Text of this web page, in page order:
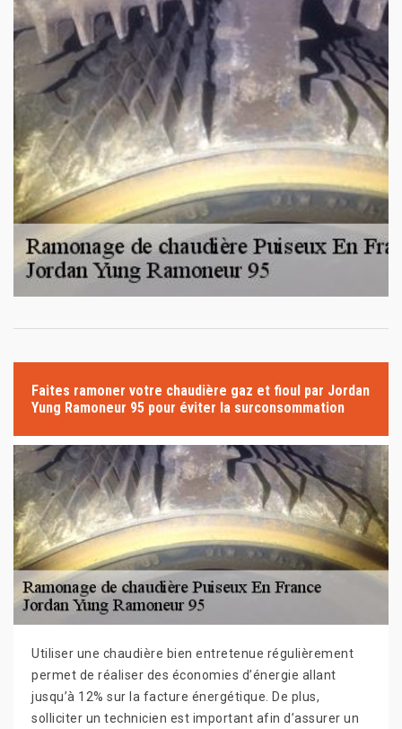
Faites ramoner votre chaudière gaz et fioul par Jordan
Yung Ramoneur 95 pour éviter la surconsommation
Utiliser une chaudière bien entretenue régulièrement
permet de réaliser des économies d’énergie allant
jusqu’à 12% sur la facture énergétique. De plus,
solliciter un technicien est important afin d’assurer un